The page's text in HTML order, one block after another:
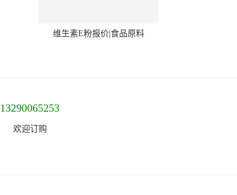
维生素E粉报价|食品原料
13290065253
欢迎订购